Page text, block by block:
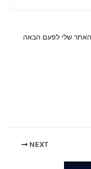
שלי לפעם הבאה
NEXT